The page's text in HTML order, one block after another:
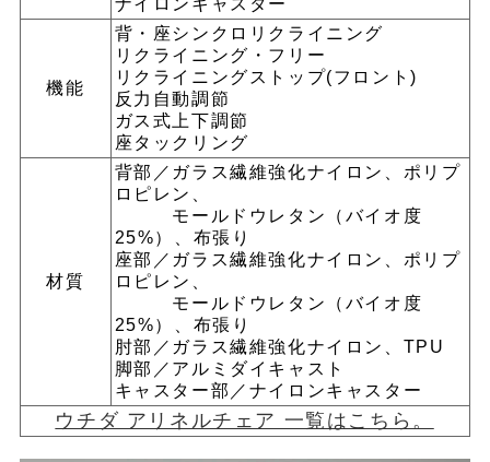
ナイロンキャスター
機能
背・座シンクロリクライニング
リクライニング・フリー
リクライニングストップ(フロント)
反力自動調節
ガス式上下調節
座タックリング
材質
背部／ガラス繊維強化ナイロン、ポリプ
ロピレン、
モールドウレタン（バイオ度
25%）、布張り
座部／ガラス繊維強化ナイロン、ポリプ
ロピレン、
モールドウレタン（バイオ度
25%）、布張り
肘部／ガラス繊維強化ナイロン、TPU
脚部／アルミダイキャスト
キャスター部／ナイロンキャスター
ウチダ アリネルチェア 一覧はこちら。